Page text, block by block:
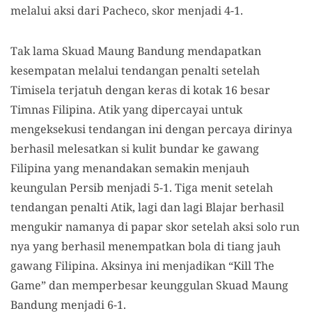
melalui aksi dari Pacheco, skor menjadi 4-1.
Tak lama Skuad Maung Bandung mendapatkan
kesempatan melalui tendangan penalti setelah
Timisela terjatuh dengan keras di kotak 16 besar
Timnas Filipina. Atik yang dipercayai untuk
mengeksekusi tendangan ini dengan percaya dirinya
berhasil melesatkan si kulit bundar ke gawang
Filipina yang menandakan semakin menjauh
keungulan Persib menjadi 5-1. Tiga menit setelah
tendangan penalti Atik, lagi dan lagi Blajar berhasil
mengukir namanya di papar skor setelah aksi solo run
nya yang berhasil menempatkan bola di tiang jauh
gawang Filipina. Aksinya ini menjadikan “Kill The
Game” dan memperbesar keunggulan Skuad Maung
Bandung menjadi 6-1.